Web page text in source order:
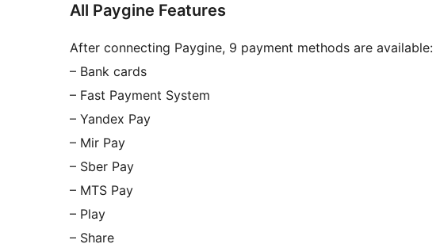
All Paygine Features
After connecting Paygine, 9 payment methods are available:
– Bank cards
– Fast Payment System
– Yandex Pay
– Mir Pay
– Sber Pay
– MTS Pay
– Play
– Share